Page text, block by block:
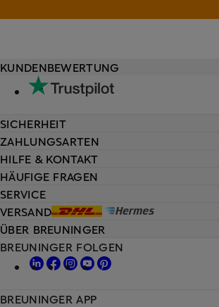
HILFE & KONTAKT
HÄUFIGE FRAGEN
SERVICE
VERSAND
KUNDENBEWERTUNG
SICHERHEIT
ZAHLUNGSARTEN
ÜBER BREUNINGER
BREUNINGER FOLGEN
BREUNINGER APP